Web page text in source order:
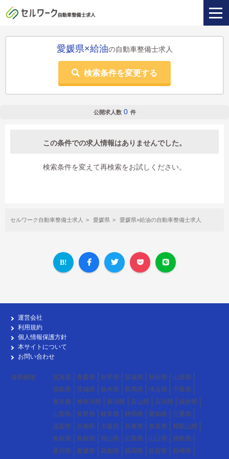
愛媛県×給油の自動車整備士求人
検索条件を変更する
公開求人数 0 件
この条件での求人情報はありませんでした。
検索条件を変えて再検索をお試しください。
セルワーク自動車整備士求人 愛媛県 愛媛県×給油の自動車整備士求人
運営会社
利用規約
個人情報保護方針
本サイトについて
お問い合わせ
各勤務地 北海道 青森県 岩手県 宮城県 秋田県
山形県
福島県
茨城県 栃木県 群馬県 埼玉県
千葉県
東京都
神奈川県 新潟県 富山県 石川県
福井県
山梨県
長野県 岐阜県 静岡県 愛知県
三重県
滋賀県
京都府 大阪府 兵庫県 奈良県
和歌山県
鳥取県
島根県 岡山県 広島県 山口県
徳島県
香川県
愛媛県 高知県 福岡県 佐賀県 長崎県